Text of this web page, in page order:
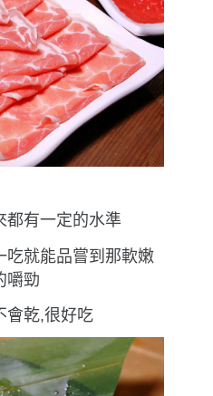
都有一定的水準
吃就能品嘗到那軟嫩
嚼勁
會乾,很好吃